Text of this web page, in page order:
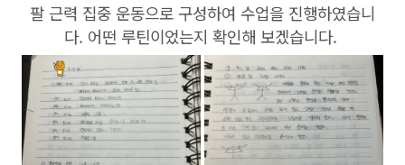
팔 근력 집중 운동으로 구성하여 수업을 진행하였습니
다. 어떤 루틴이었는지 확인해 보겠습니다.